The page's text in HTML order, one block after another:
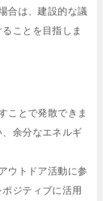
合は、建設的な議
ことを目指しま
ことで発散できま
余分なエネルギ
ウトドア活動に参
ジティブに活用